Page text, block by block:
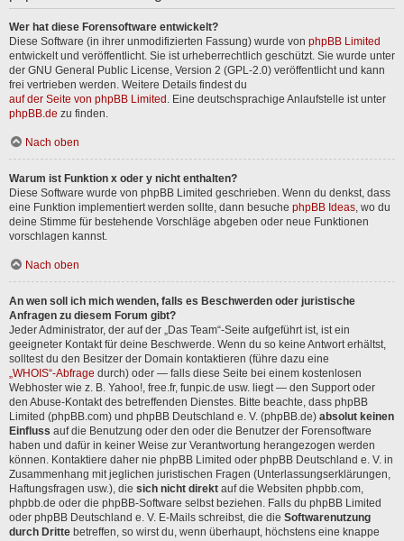
Wer hat diese Forensoftware entwickelt?
Diese Software (in ihrer unmodifizierten Fassung) wurde von phpBB Limited
entwickelt und veröffentlicht. Sie ist urheberrechtlich geschützt. Sie wurde unter
der GNU General Public License, Version 2 (GPL-2.0) veröffentlicht und kann
frei vertrieben werden. Weitere Details findest du
auf der Seite von phpBB Limited . Eine deutschsprachige Anlaufstelle ist unter
phpBB.de zu finden.
Nach oben
Warum ist Funktion x oder y nicht enthalten?
Diese Software wurde von phpBB Limited geschrieben. Wenn du denkst, dass
eine Funktion implementiert werden sollte, dann besuche phpBB Ideas, wo du
deine Stimme für bestehende Vorschläge abgeben oder neue Funktionen
vorschlagen kannst.
Nach oben
An wen soll ich mich wenden, falls es Beschwerden oder juristische
Anfragen zu diesem Forum gibt?
Jeder Administrator, der auf der „Das Team“-Seite aufgeführt ist, ist ein
geeigneter Kontakt für deine Beschwerde. Wenn du so keine Antwort erhältst,
solltest du den Besitzer der Domain kontaktieren (führe dazu eine
„WHOIS“-Abfrage durch) oder — falls diese Seite bei einem kostenlosen
Webhoster wie z. B. Yahoo!, free.fr, funpic.de usw. liegt — den Support oder
den Abuse-Kontakt des betreffenden Dienstes. Bitte beachte, dass phpBB
Limited (phpBB.com) und phpBB Deutschland e. V. (phpBB.de) absolut keinen
Einfluss auf die Benutzung oder den oder die Benutzer der Forensoftware
haben und dafür in keiner Weise zur Verantwortung herangezogen werden
können. Kontaktiere daher nie phpBB Limited oder phpBB Deutschland e. V. in
Zusammenhang mit jeglichen juristischen Fragen (Unterlassungserklärungen,
Haftungsfragen usw.), die sich nicht direkt auf die Websiten phpbb.com,
phpbb.de oder die phpBB-Software selbst beziehen. Falls du phpBB Limited
oder phpBB Deutschland e. V. E-Mails schreibst, die die Softwarenutzung
durch Dritte betreffen, so wirst du, wenn überhaupt, höchstens eine knappe